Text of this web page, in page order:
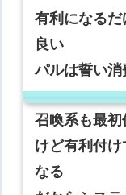
有利になる
良い
パルは誓い
召喚系も最初
けど有利付
なる